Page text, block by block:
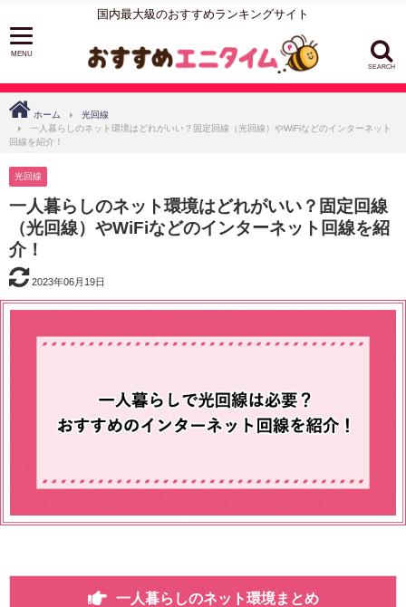
国内最大級のおすすめランキングサイト
SEARCH
ホーム
光回線
一人暮らしのネット環境はどれがいい？固定回線（光回線）やWiFiなどのインターネット
回線を紹介！
光回線
一人暮らしのネット環境はどれがいい？固定回線
（光回線）やWiFiなどのインターネット回線を紹
介！
2023年06月19日
一人暮らしのネット環境まとめ